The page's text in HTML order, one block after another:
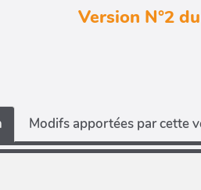
Version N°2
Modifs apportées par cette